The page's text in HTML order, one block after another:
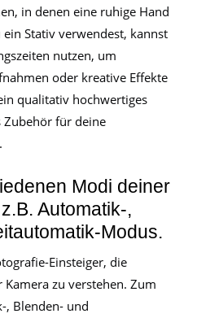
in denen eine ruhige Hand
Stativ verwendest, kannst
nutzen, um
oder kreative Effekte
qualitativ hochwertiges
Zubehör für deine
Modi deiner
Automatik-,
Modus.
Einsteiger, die
zu verstehen. Zum
, Blenden- und